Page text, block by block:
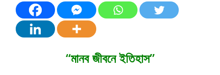
“মানব জীবনে ইতিহাস”